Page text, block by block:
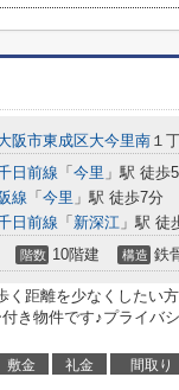
阪市東成区大今里南 １
日前線 「 今里 」駅 徒歩
線 「 今里 」駅 徒歩7分
日前線 「 新深江 」駅 徒
階数 10階建 構造 鉄
く距離を少なくしたい
き物件です♪プライバ
敷金 礼金 間取り